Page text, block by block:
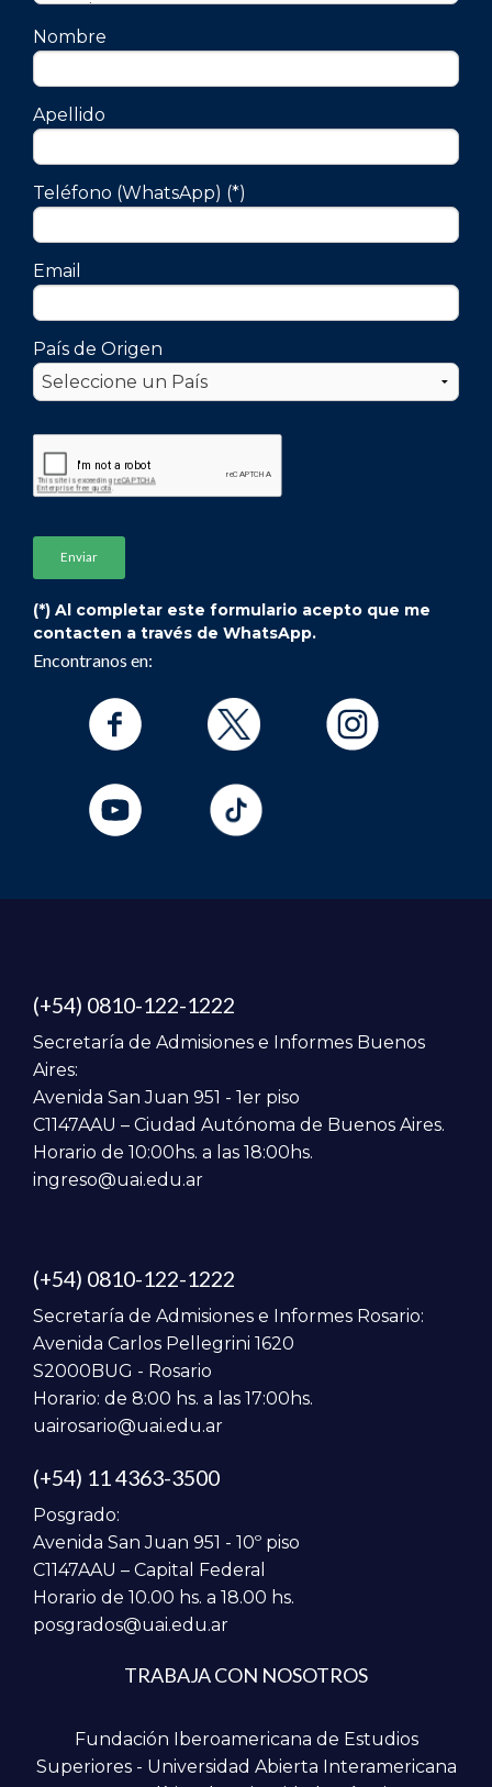
Nombre
Apellido
Teléfono (WhatsApp) (*)
Email
País de Origen
(*) Al completar este formulario acepto que me
contacten a través de WhatsApp.
Encontranos en:
(+54) 0810-122-1222
Secretaría de Admisiones e Informes Buenos
Aires:
Avenida San Juan 951 - 1er piso
C1147AAU – Ciudad Autónoma de Buenos Aires.
Horario de 10:00hs. a las 18:00hs.
ingreso@uai.edu.ar
(+54) 0810-122-1222
Secretaría de Admisiones e Informes Rosario:
Avenida Carlos Pellegrini 1620
S2000BUG - Rosario
Horario: de 8:00 hs. a las 17:00hs.
uairosario@uai.edu.ar
(+54) 11 4363-3500
Posgrado:
Avenida San Juan 951 - 10º piso
C1147AAU – Capital Federal
Horario de 10.00 hs. a 18.00 hs.
posgrados@uai.edu.ar
TRABAJA CON NOSOTROS
Fundación Iberoamericana de Estudios
Superiores - Universidad Abierta Interamericana